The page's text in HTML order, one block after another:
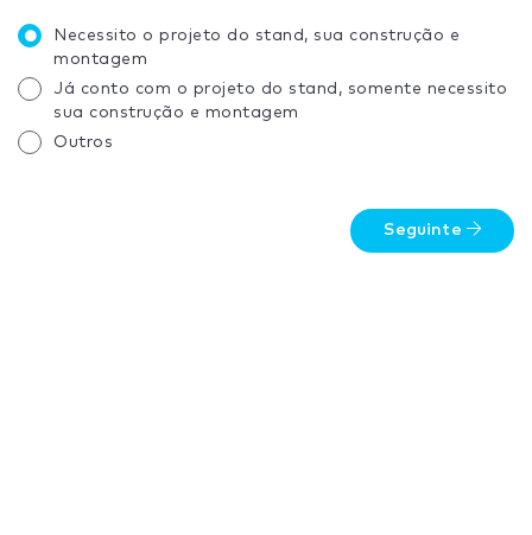
Necessito o projeto do stand, sua construção e
montagem
Já conto com o projeto do stand, somente necessito
sua construção e montagem
Outros
Seguinte